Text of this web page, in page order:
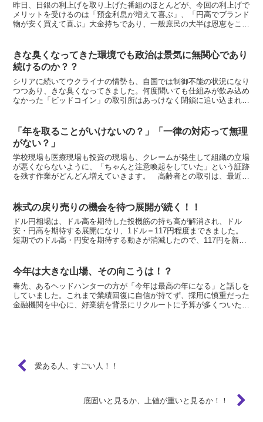
昨日、日銀の利上げを取り上げた番組のほとんどが、今回の利上げで
メリットを受けるのは「預金利息が増えて喜ぶ」、「円高でブランド
物が安く買えて喜ぶ」大金持ちであり、一般庶民の大半は恩恵をこう
きな臭くなってきた環境でも政治は景気に無関心であり
続けるのか？？
シリアに続いてウクライナの情勢も、自国では制御不能の状況になり
つつあり、きな臭くなってきました。何度聞いても仕組みが飲み込め
なかった「ビッドコイン」の取引所はあっけなく閉鎖に追い込まれ
「年を取ることがいけないの？」「一律の対応って無理
がない？」
学校現場も医療現場も投資の現場も、クレームが発生して組織の立場
が悪くならないように、「ちゃんと注意喚起をしていた」という証跡
を残す作業がどんどん増えていきます。 高齢者との取引は、最近、
株式の戻り売りの機会を待つ展開が続く！！
ドル円相場は、ドル高を期待した投機筋の持ち高が解消され、ドル
安・円高を期待する展開になり、1ドル＝117円程度まできました。
短期でのドル高・円安を期待する動きが消滅したので、117円を新た
今年は大きな山場、その向こうは！？
春先、あるヘッドハンターの方が「今年は最高の年になる」と話しを
していました。これまで業績回復に自信が持てず、採用に慎重だった
金融機関を中心に、好業績を背景にリクルートに予算が多くついた。
愛ある人、すごい人！！
底固いと見るか、上値が重いと見るか！！